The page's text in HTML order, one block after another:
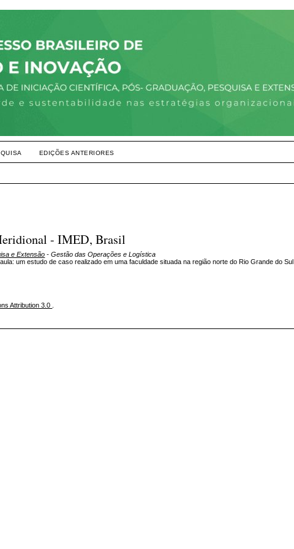
EDIÇÕES ANTERIORES
- IMED, Brasil
e Extensão - Gestão das Operações e Logística
um estudo de caso realizado em uma faculdade situada na região norte do Rio Grande do Sul
Attribution 3.0